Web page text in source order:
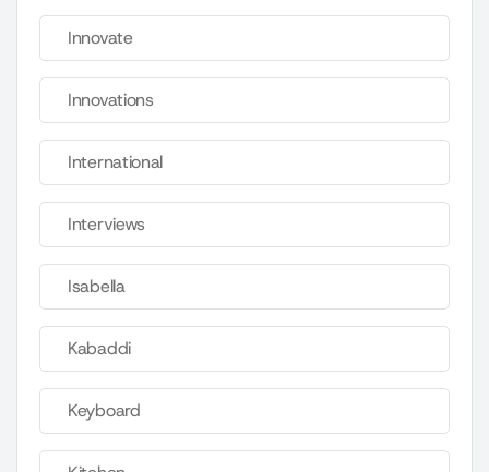
Innovate
Innovations
International
Interviews
Isabella
Kabaddi
Keyboard